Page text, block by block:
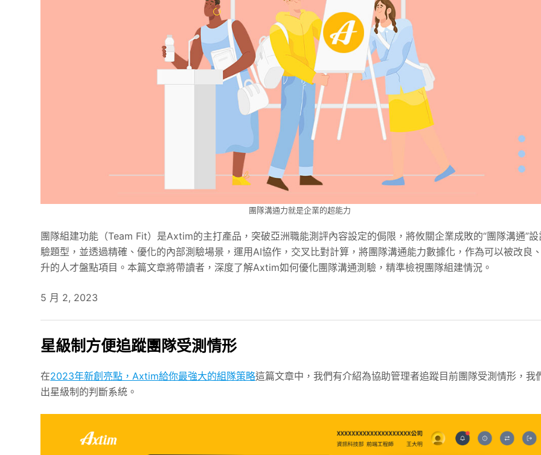
團隊溝通力就是企業的超能力
團隊組建功能（Team Fit）是Axtim的主打產品，突破亞洲職能測評內容設定的侷限，將攸關企業成敗的“團隊溝通”
驗題型，並透過精確、優化的內部測驗場景，運用AI協作，交叉比對計算，將團隊溝通能力數據化，作為可以被改良
升的人才盤點項目。本篇文章將帶讀者，深度了解Axtim如何優化團隊溝通測驗，精準檢視團隊組建情況。
5 月 2, 2023
星級制方便追蹤團隊受測情形
在2023年新創亮點，Axtim給你最強大的組隊策略這篇文章中，我們有介紹為協助管理者追蹤目前團隊受測情形，我
出星級制的判斷系統。